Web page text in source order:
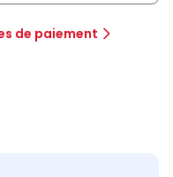
de paiement